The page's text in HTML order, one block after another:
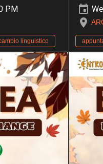
PM
linguistico